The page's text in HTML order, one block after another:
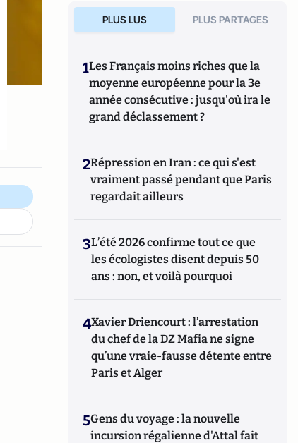
PLUS LUS PLUS PARTAGES
1Les Français moins riches que la
moyenne européenne pour la 3e
année consécutive : jusqu'où ira le
grand déclassement ?
2Répression en Iran : ce qui s'est
vraiment passé pendant que Paris
regardait ailleurs
3L’été 2026 confirme tout ce que
les écologistes disent depuis 50
ans : non, et voilà pourquoi
4Xavier Driencourt : l’arrestation
du chef de la DZ Mafia ne signe
qu’une vraie-fausse détente entre
Paris et Alger
5Gens du voyage : la nouvelle
incursion régalienne d'Attal fait